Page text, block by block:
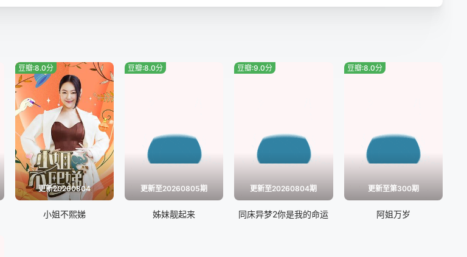
20250202
20250302
20250406 20250420 20250504
20250518
更新20260804
豆瓣:8.0分
小姐不熙娣
更新至20260805期
豆瓣:8.0分
姊妹靓起来
更新至20260804期
豆瓣:9.0分
同床异梦2你是我的命运
更新至第300期
豆瓣:8.0分
阿姐万岁